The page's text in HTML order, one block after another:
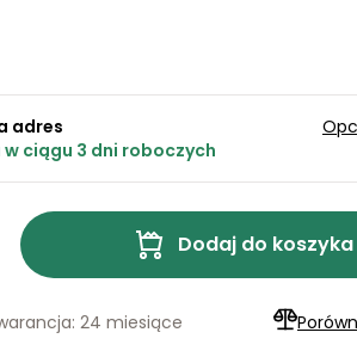
adres
ciągu 3 dni roboczych
Dodaj do koszyka
24 miesiące